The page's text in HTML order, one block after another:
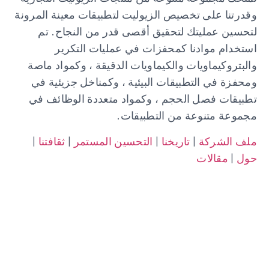
وقدرتنا على تخصيص الزيوليت لتطبيقات معينة المرونة
لتحسين عمليتك لتحقيق أقصى قدر من النجاح. تم
استخدام موادنا كمحفزات في عمليات التكرير
والبتروكيماويات والكيماويات الدقيقة ، وكمواد ماصة
ومحفزة في التطبيقات البيئية ، وكمناخل جزيئية في
تطبيقات فصل الحجم ، وكمواد متعددة الوظائف في
مجموعة متنوعة من التطبيقات.
ملف الشركة | تاريخنا | التحسين المستمر | ثقافتنا |
حول | مقالات